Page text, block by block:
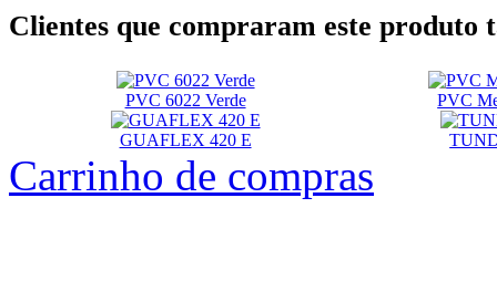
Clientes que compraram este produto
PVC 6022 Verde PVC
GUAFLEX 420 E
Carrinho de compras